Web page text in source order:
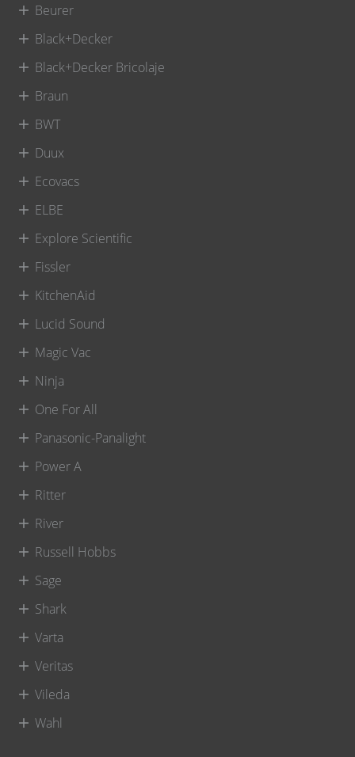
Beurer
Black+Decker
Black+Decker Bricolaje
Braun
BWT
Duux
Ecovacs
ELBE
Explore Scientific
Fissler
KitchenAid
Lucid Sound
Magic Vac
Ninja
One For All
Panasonic-Panalight
Power A
Ritter
River
Russell Hobbs
Sage
Shark
Varta
Veritas
Vileda
Wahl